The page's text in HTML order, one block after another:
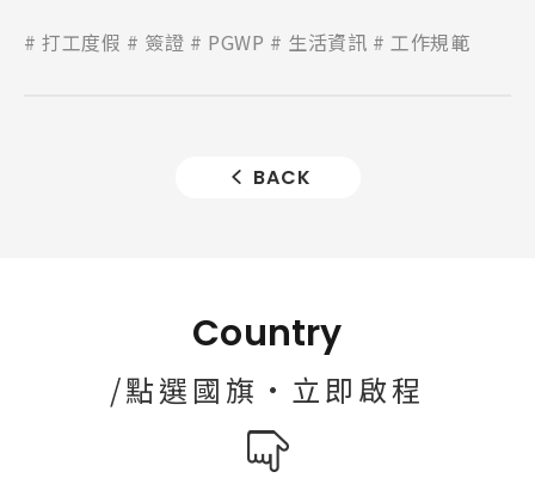
打工度假 簽證 PGWP 生活資訊 工作規範
BACK
Country
/點選國旗·立即啟程